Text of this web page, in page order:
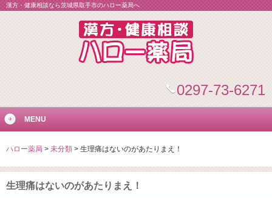
漢方・健康相談なら茨城県取手市のハロー薬局へ
0297-73-6271
MENU
ハロー薬局 > 未分類 > 生理痛はないのがあたりまえ！
生理痛はないのがあたりまえ！